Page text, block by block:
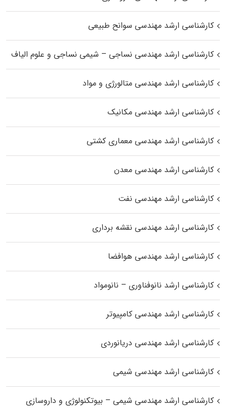
کارشناسی ارشد مهندسی سوانح طبیعی
کارشناسی ارشد مهندسی نساجی – شیمی نساجی و علوم الیاف
کارشناسی ارشد مهندسی متالورژی و مواد
کارشناسی ارشد مهندسی مکانیک
کارشناسی ارشد مهندسی معماری کشتی
کارشناسی ارشد مهندسی معدن
کارشناسی ارشد مهندسی نفت
کارشناسی ارشد مهندسی نقشه برداری
کارشناسی ارشد مهندسی هوافضا
کارشناسی ارشد نانوفناوری – نانومواد
کارشناسی ارشد مهندسی کامپیوتر
کارشناسی ارشد مهندسی دریانوردی
کارشناسی ارشد مهندسی شیمی
کارشناسی ارشد مهندسی شیمی – بیوتکنولوژی و داروسازی